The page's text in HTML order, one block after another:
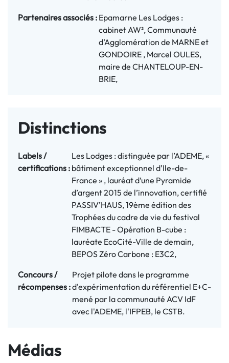
Partenaires associés : Epamarne Les Lodges :
cabinet AW², Communauté
d’Agglomération de MARNE et
GONDOIRE , Marcel OULES,
maire de CHANTELOUP-EN-
BRIE,
Distinctions
Labels /
certifications :
Les Lodges : distinguée par l’ADEME, «
bâtiment exceptionnel d’Ile-de-
France » , lauréat d’une Pyramide
d’argent 2015 de l’innovation, certifié
PASSIV’HAUS, 19ème édition des
Trophées du cadre de vie du festival
FIMBACTE - Opération B-cube :
lauréate EcoCité-Ville de demain,
BEPOS Zéro Carbone : E3C2,
Concours /
récompenses :
Projet pilote dans le programme
d'expérimentation du référentiel E+C-
mené par la communauté ACV IdF
avec l'ADEME, l'IFPEB, le CSTB.
Médias